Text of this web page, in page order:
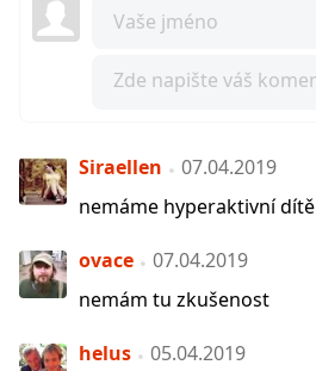
Siraellen
07.04.2019
nemáme hyperaktivní dítě
ovace
07.04.2019
nemám tu zkušenost
helus
05.04.2019